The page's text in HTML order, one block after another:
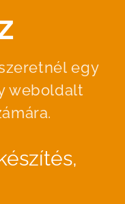
egy
weboldalt